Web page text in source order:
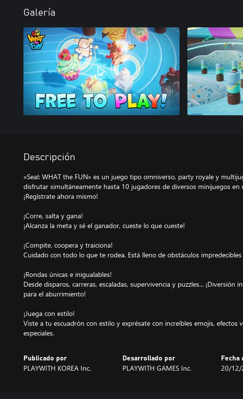
Galería
Descripción
«Seal: WHAT the FUN» es un juego tipo omniverso, party royale y
disfrutar simultáneamente hasta 10 jugadores de diversos minijuegos
¡Regístrate ahora mismo!
¡Corre, salta y gana!
¡Alcanza la meta y sé el ganador, cueste lo que cueste!
¡Compite, coopera y traiciona!
Cuidado con todo lo que te rodea. Está lleno de obstáculos
¡Rondas únicas e inigualables!
Desde disparos, carreras, escaladas, supervivencia y puzzles... ¡Diversión
para el aburrimiento!
¡Juega con estilo!
Viste a tu escuadrón con estilo y exprésate con increíbles emojis, efectos
especiales.
Publicado por
PLAYWITH KOREA Inc.
Desarrollado por
PLAYWITH GAMES Inc.
Fecha
20/12/